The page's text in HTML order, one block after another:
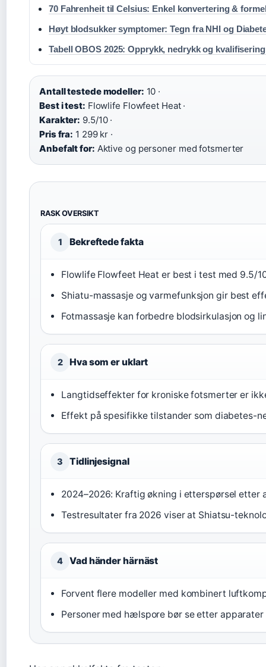
70 Fahrenheit til Celsius: Enkel konvertering & formel
Høyt blodsukker symptomer: Tegn fra NHI og
Tabell OBOS 2025: Opprykk, nedrykk og
Antall testede modeller: 10 ·
Best i test: Flowlife Flowfeet Heat ·
Karakter: 9.5/10 ·
Pris fra: 1 299 kr ·
Anbefalt for: Aktive og personer med fotsmerter
RASK OVERSIKT
1 Bekreftede fakta
Flowlife Flowfeet Heat er best i test med 9.5/
Shiatu-massasje og varmefunksjon gir best
Fotmassasje kan forbedre blodsirkulasjon og
2 Hva som er uklart
Langtidseffekter for kroniske fotsmerter er
Effekt på spesifikke tilstander som diabetes-
3 Tidlinjesignal
2024–2026: Kraftig økning i etterspørsel etter
Testresultater fra 2026 viser at Shiatsu-
4 Vad händer härnäst
Forvent flere modeller med kombinert
Personer med hælspore bør se etter